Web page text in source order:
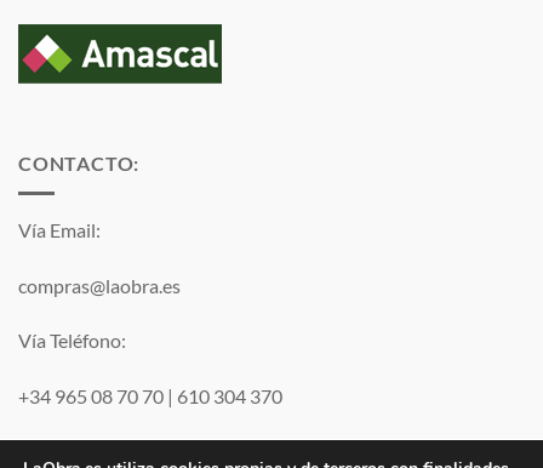
CONTACTO:
Vía Email:
compras@laobra.es
Vía Teléfono:
+34 965 08 70 70 | 610 304 370